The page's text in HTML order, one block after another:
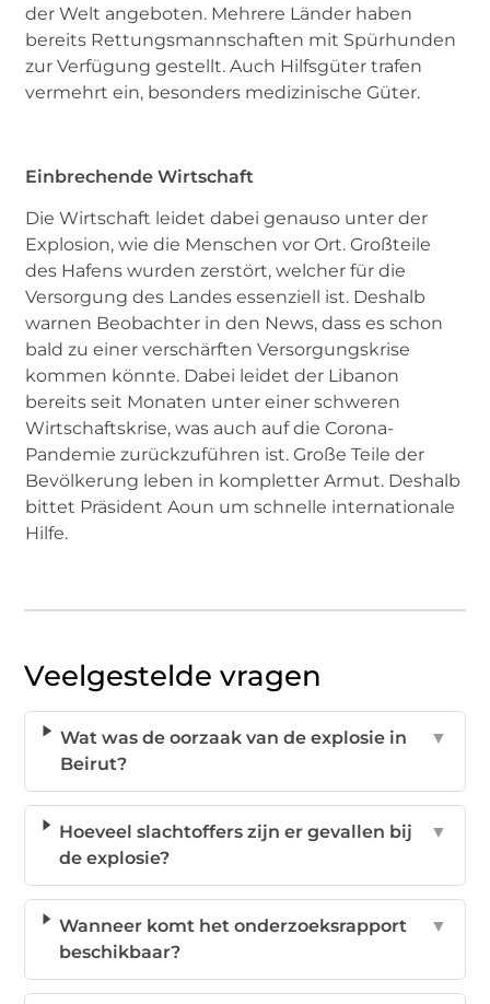
der Welt angeboten. Mehrere Länder haben
bereits Rettungsmannschaften mit Spürhunden
zur Verfügung gestellt. Auch Hilfsgüter trafen
vermehrt ein, besonders medizinische Güter.
Einbrechende Wirtschaft
Die Wirtschaft leidet dabei genauso unter der
Explosion, wie die Menschen vor Ort. Großteile
des Hafens wurden zerstört, welcher für die
Versorgung des Landes essenziell ist. Deshalb
warnen Beobachter in den News, dass es schon
bald zu einer verschärften Versorgungskrise
kommen könnte. Dabei leidet der Libanon
bereits seit Monaten unter einer schweren
Wirtschaftskrise, was auch auf die Corona-
Pandemie zurückzuführen ist. Große Teile der
Bevölkerung leben in kompletter Armut. Deshalb
bittet Präsident Aoun um schnelle internationale
Hilfe.
Veelgestelde vragen
Wat was de oorzaak van de explosie in
Beirut?
▼
Hoeveel slachtoffers zijn er gevallen bij
de explosie?
▼
Wanneer komt het onderzoeksrapport
beschikbaar?
▼